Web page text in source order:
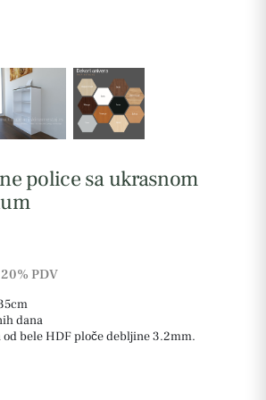
police sa ukrasnom
PDV
dana
od bele HDF ploče debljine 3.2mm.